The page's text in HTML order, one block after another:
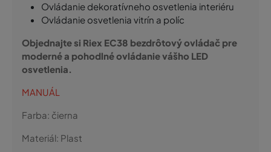
Ovládanie dekoratívneho osvetlenia interiéru
Ovládanie osvetlenia vitrín a políc
Objednajte si Riex EC38 bezdrôtový ovládač pre
moderné a pohodlné ovládanie vášho LED
osvetlenia.
MANUÁL
Farba: čierna
Materiál: Plast